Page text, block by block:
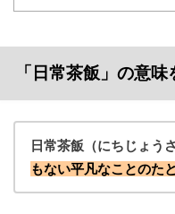
「日常茶飯」の意味
日常茶飯（にちじょう
もない平凡なことのたと